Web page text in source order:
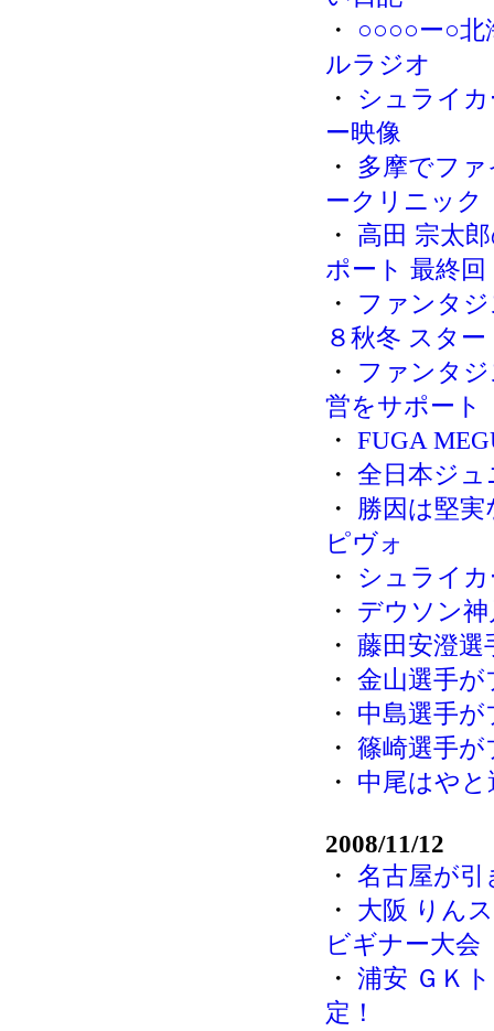
・ ○○○○ー○北
ルラジオ
・ シュライ
ー映像
・ 多摩でフ
ークリニック
・ 高田 宗太
ポート 最終回
・ ファンタ
８秋冬 スター
・ ファンタ
営をサポート
・ FUGA
・ 全日本ジュ
・ 勝因は堅
ピヴォ
・ シュライ
・ デウソン
・ 藤田安澄
・ 金山選手
・ 中島選手
・ 篠崎選手
・ 中尾はや
2008/11/12
・ 名古屋が引
・ 大阪 りん
ビギナー大会
・ 浦安 ＧＫ
定！